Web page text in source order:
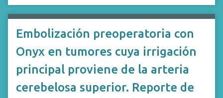
Embolización preoperatoria con
Onyx en tumores cuya irrigación
principal proviene de la arteria
cerebelosa superior. Reporte de